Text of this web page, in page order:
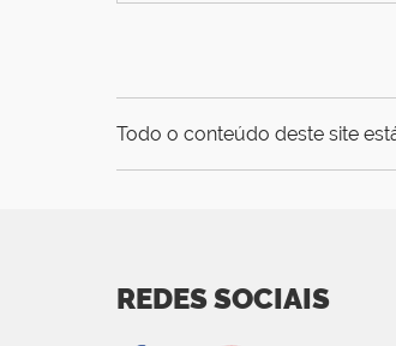
Todo o conteúdo deste site
REDES SOCIAIS